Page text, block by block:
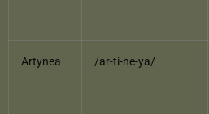
Artynea /ar-ti-ne-ya/